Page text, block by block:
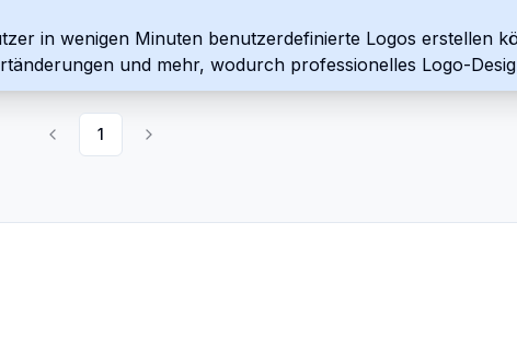
in wenigen Minuten benutzerdefinierte Logos erstellen
und mehr, wodurch professionelles Logo-
1